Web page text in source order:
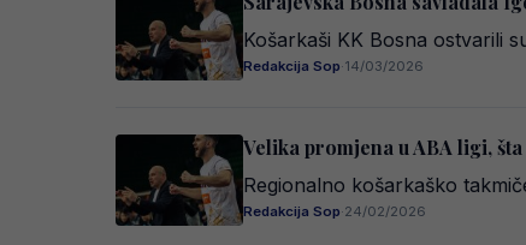
Košarkaši KK Bosna ostvarili
Redakcija Sop·14/03/2026
Velika promjena u ABA ligi,
Regionalno košarkaško
Redakcija Sop·24/02/2026